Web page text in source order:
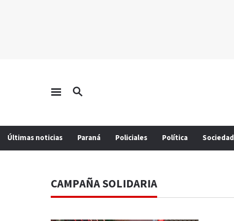
Últimas noticias Paraná Policiales Política Sociedad
CAMPAÑA SOLIDARIA